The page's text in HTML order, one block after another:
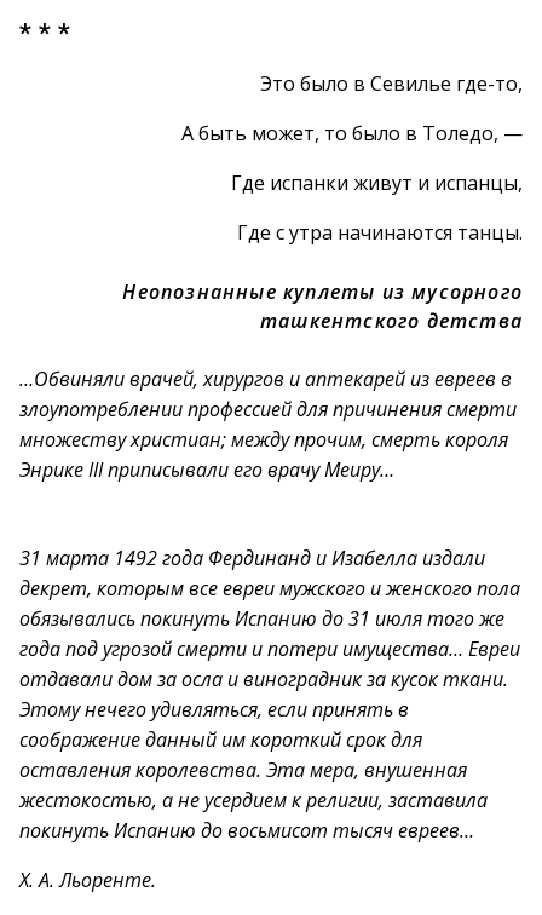
* * *
Это было в Севилье где-то,
А быть может, то было в Толедо, —
Где испанки живут и испанцы,
Где с утра начинаются танцы.
Неопознанные куплеты из мусорного
ташкентского детства
…Обвиняли врачей, хирургов и аптекарей из евреев в
злоупотреблении профессией для причинения смерти
множеству христиан; между прочим, смерть короля
Энрике III приписывали его врачу Меиру…
31 марта 1492 года Фердинанд и Изабелла издали
декрет, которым все евреи мужского и женского пола
обязывались покинуть Испанию до 31 июля того же
года под угрозой смерти и потери имущества… Евреи
отдавали дом за осла и виноградник за кусок ткани.
Этому нечего удивляться, если принять в
соображение данный им короткий срок для
оставления королевства. Эта мера, внушенная
жестокостью, а не усердием к религии, заставила
покинуть Испанию до восьмисот тысяч евреев…
Х. А. Льоренте.